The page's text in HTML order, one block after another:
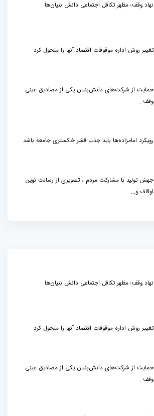
نهاد وقف؛ مظهر تکافل اجتماعی دانش بنیان‌ها
تغییر روش اداره موقوفات اقتصاد آنها را متحول کرد
حمایت از شرکت‌های دانش‌بنیان یکی از مصادیق عینی
وقف...
رویکرد امامزاده‌ها باید جذب قشر خاکستری جامعه باشد
جهش تولید با مشارکت مردم ، تصویری از رسالت نوین
اوقاف و...
نهاد وقف؛ مظهر تکافل اجتماعی دانش بنیان‌ها
تغییر روش اداره موقوفات اقتصاد آنها را متحول کرد
حمایت از شرکت‌های دانش‌بنیان یکی از مصادیق عینی
وقف...